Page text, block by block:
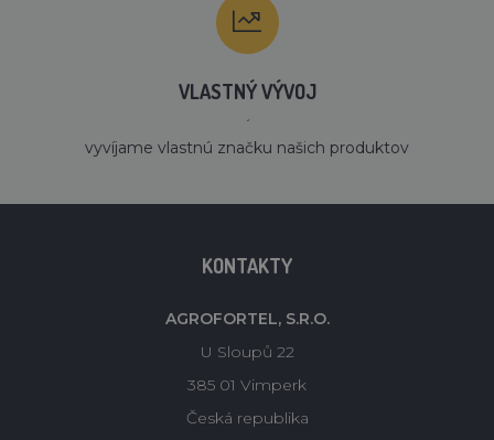
VLASTNÝ VÝVOJ
´
vyvíjame vlastnú značku našich produktov
KONTAKTY
AGROFORTEL, S.R.O.
U Sloupů 22
385 01 Vimperk
Česká republika